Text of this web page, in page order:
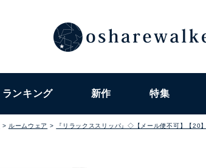
ランキング 新作 特集
ルームウェア 『リラックススリッパ』◇【メール便不可】【20】